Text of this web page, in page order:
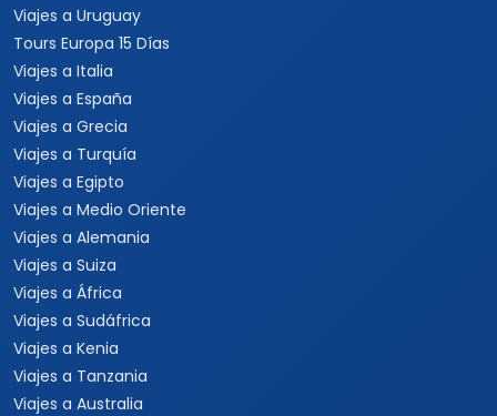
Viajes a Uruguay
Tours Europa 15 Días
Viajes a Italia
Viajes a España
Viajes a Grecia
Viajes a Turquía
Viajes a Egipto
Viajes a Medio Oriente
Viajes a Alemania
Viajes a Suiza
Viajes a África
Viajes a Sudáfrica
Viajes a Kenia
Viajes a Tanzania
Viajes a Australia